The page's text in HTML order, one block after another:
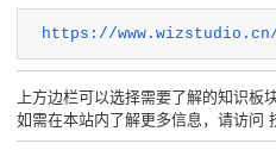
客服微信 官方Q
https://
上方边栏可以选择需要了解的知识板
如需在本站内了解更多信息，请访问